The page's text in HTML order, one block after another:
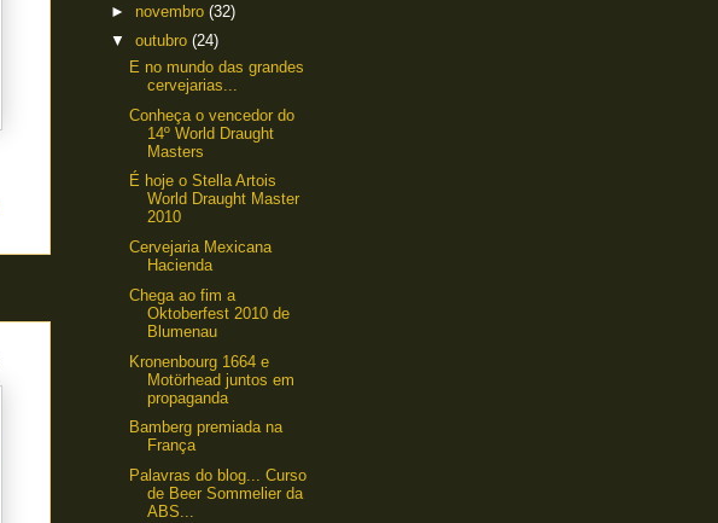
► novembro (32)
▼ outubro (24)
E no mundo das grandes
cervejarias...
Conheça o vencedor do
14º World Draught
Masters
É hoje o Stella Artois
World Draught Master
2010
Cervejaria Mexicana
Hacienda
Chega ao fim a
Oktoberfest 2010 de
Blumenau
Kronenbourg 1664 e
Motörhead juntos em
propaganda
Bamberg premiada na
França
Palavras do blog... Curso
de Beer Sommelier da
ABS...